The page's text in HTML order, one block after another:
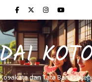
dan Tata Bahasa